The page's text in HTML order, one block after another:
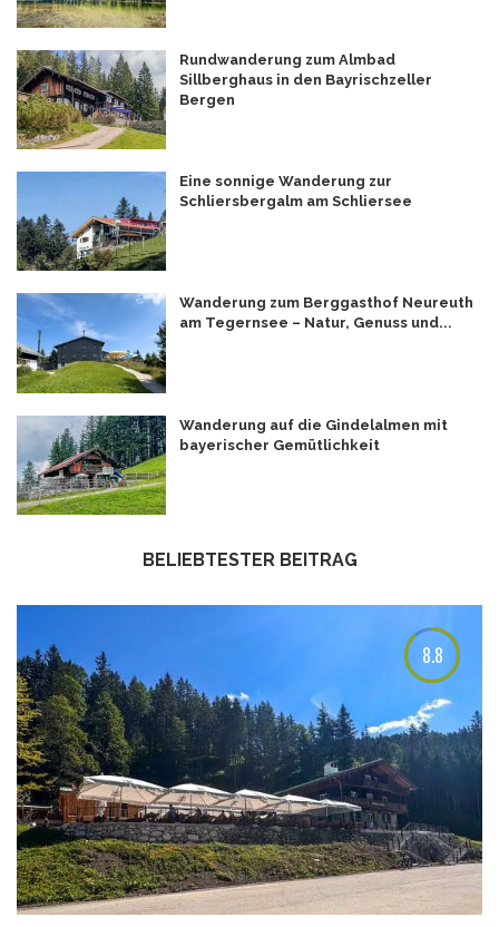
Rundwanderung zum Almbad
Sillberghaus in den Bayrischzeller
Bergen
Eine sonnige Wanderung zur
Schliersbergalm am Schliersee
Wanderung zum Berggasthof Neureuth
am Tegernsee – Natur, Genuss und...
Wanderung auf die Gindelalmen mit
bayerischer Gemütlichkeit
BELIEBTESTER BEITRAG
8.8